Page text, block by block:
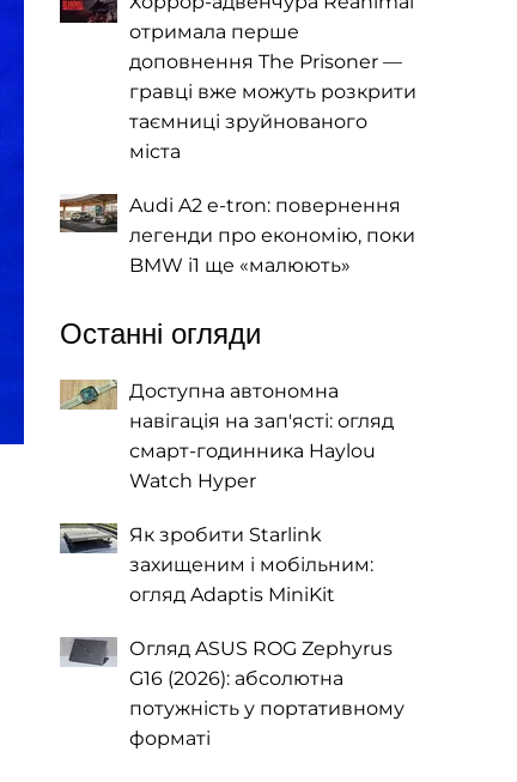
отримала перше
доповнення The Prisoner —
гравці вже можуть розкрити
таємниці зруйнованого
міста
Audi A2 e-tron: повернення
легенди про економію, поки
BMW i1 ще «малюють»
Останні огляди
Доступна автономна
навігація на зап'ясті: огляд
смарт-годинника Haylou
Watch Hyper
Як зробити Starlink
захищеним і мобільним:
огляд Adaptis MiniKit
Огляд ASUS ROG Zephyrus
G16 (2026): абсолютна
потужність у портативному
форматі